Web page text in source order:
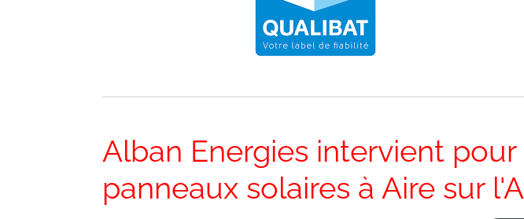
Alban Energies intervient
panneaux solaires à Aire sur